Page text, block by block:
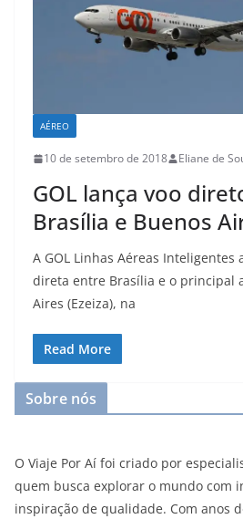
AÉREO
10 de setembro de 2018 Eliane de
GOL lança voo
Brasília e Buenos
A GOL Linhas Aéreas Inteligentes
direta entre Brasília e o principal
Aires (Ezeiza), na
Read More
Sobre nós
O Viaje Por Aí foi criado por
quem busca explorar o mundo com
inspiração de qualidade. Com anos